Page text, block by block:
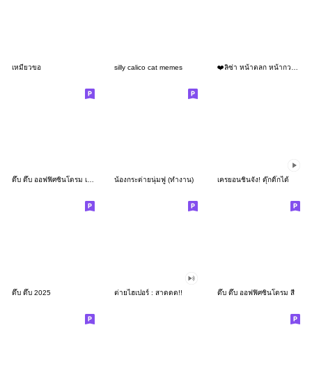
เหมียวขอ silly calico cat memes
ดึ๊บ ดึ๊บ ออฟฟิศซินโดรม เก้า น้องกระต่ายนุ่มฟู (ทำงาน) เครยอนชินจัง! ดุ๊กดิ๊กได้
ดึ๊บ ดึ๊บ 2025 ต่ายไฮเปอร์ : สาดดด!! ดึ๊บ ดึ๊บ ออฟฟิศซินโดรม สี่